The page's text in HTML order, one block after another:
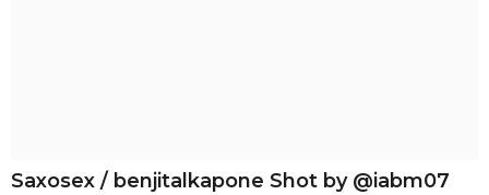
Saxosex / benjitalkapone Shot by @iabm07